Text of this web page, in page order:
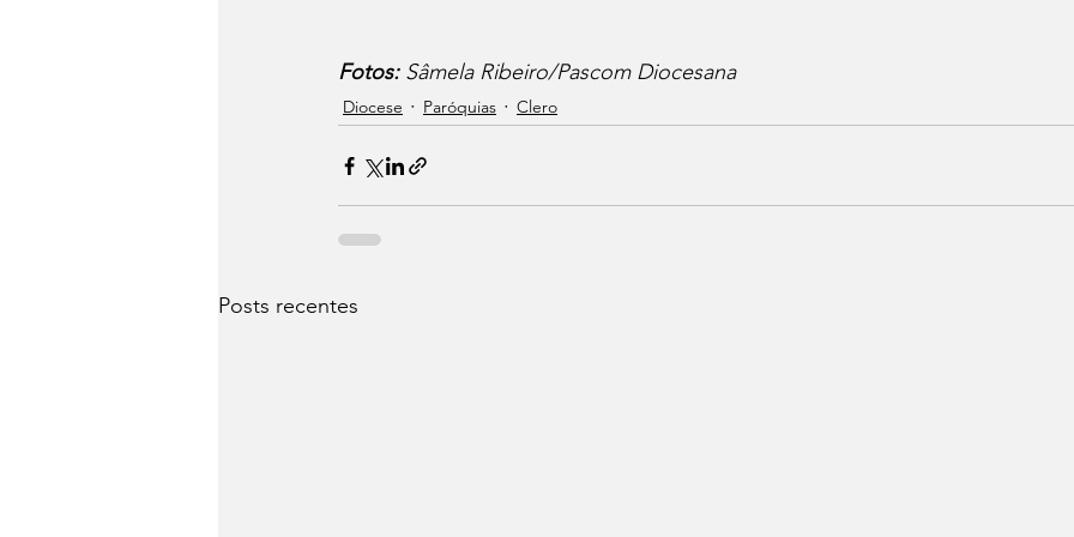
Fotos: Sâmela Ribeiro/Pascom Diocesana
Diocese Paróquias Clero
Posts recentes